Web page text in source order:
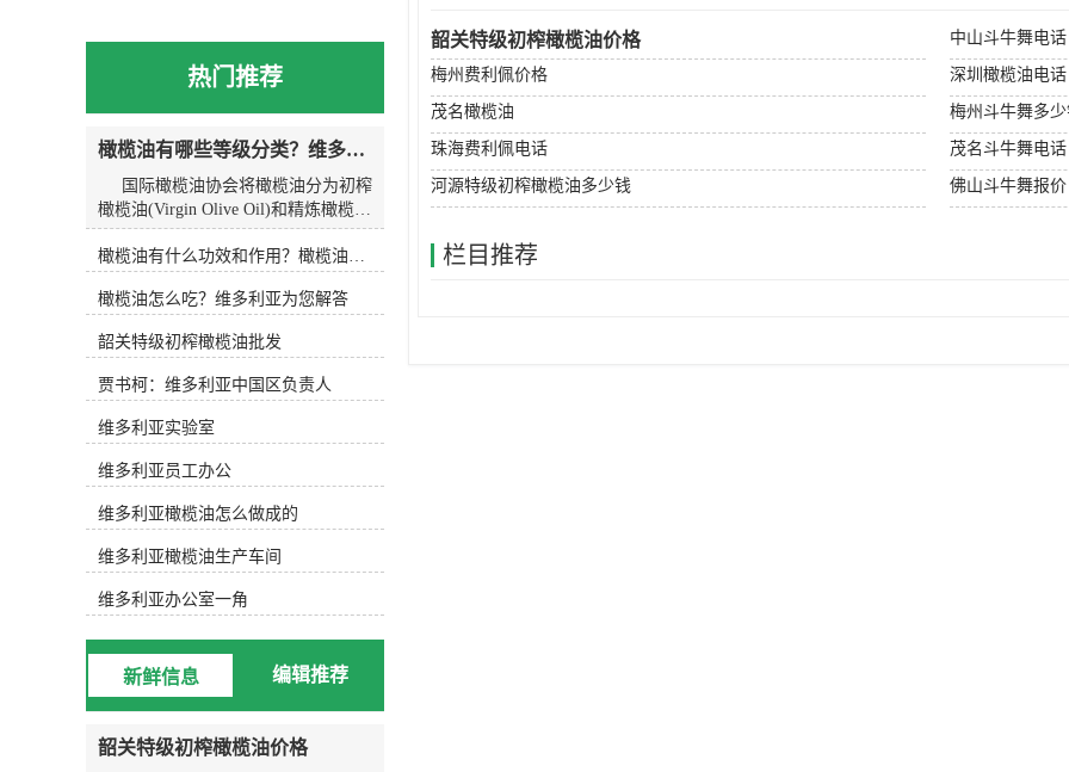
韶关特级初榨橄榄油价格 中山斗牛舞电话
梅州费利佩价格 深圳橄榄油电话
茂名橄榄油 梅州斗牛舞多
珠海费利佩电话 茂名斗牛舞电话
河源特级初榨橄榄油多少钱 佛山斗牛舞报价
栏目推荐
热门推荐
橄榄油有哪些等级分类？维多利亚为您解说
国际橄榄油协会将橄榄油分为初榨
橄榄油(Virgin Olive Oil)和精炼橄榄油
(Lampante Olive Oil或Refined Olive
Oil)两大类，五个级别。下面维多利
或称为天然橄榄油，是直接从新鲜的
橄榄果实中采取机械冷榨、经过过滤
等处理除去异物后得到的油脂。根据
酸度的不同可分为三个级别：特级初
榨橄榄油(Extra Virgin)：是较高级
别、质量较高的橄榄油，是纯天然产
品。口味良好，有淡雅怡人的植物芬
芳，酸度不超过1%。优良初榨橄榄油
2%，味道纯正、芳香。普通初榨橄榄
油(Ordinary Virgin)：口味与风味尚
可，酸度不超过3.3%。精炼橄榄油是
指酸度超过3.3%的初榨橄榄油精炼后
所得到的橄榄油，或成为“二次油”。
精炼橄榄油可分为两个级别：普通橄
榄油(Olive Oil)：精炼橄榄油与一定
比例的初榨橄榄油混合，以调和味道
与颜色，其酸度在1.5%以下，呈透明
的淡金黄色。(橄榄果渣油)精炼橄榄
杂质油(Refined Olive-Pomace Oil)：是
橄榄油有什么功效和作用？橄榄油厂家告诉你
橄榄油怎么吃？维多利亚为您解答
韶关特级初榨橄榄油批发
贾书柯：维多利亚中国区负责人
维多利亚实验室
维多利亚员工办公
维多利亚橄榄油怎么做成的
维多利亚橄榄油生产车间
维多利亚办公室一角
新鲜信息 编辑推荐
韶关特级初榨橄榄油价格